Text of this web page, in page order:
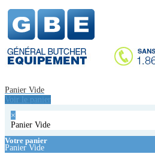
Accueil
Magasin en ligne
À Aiguilles
À Rouleaux
Emballeuses Sous Vide
Panier Vide
Voir le panier
×
Panier Vide
Votre panier
Panier Vide